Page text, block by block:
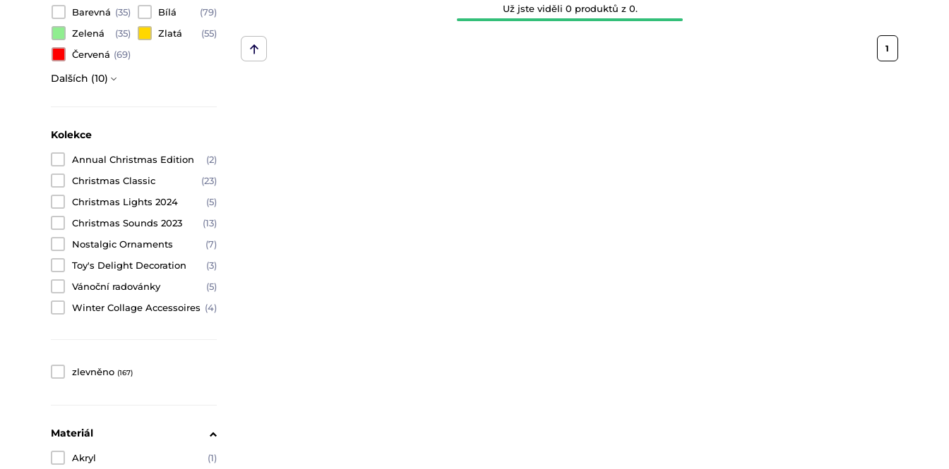
Barevná (35) Bílá
(79)
Zelená
(35) Zlatá
(55)
Červená (69)
Dalších (10)
Kolekce
Annual Christmas Edition
(2)
Christmas Classic
(23)
Christmas Lights 2024
(5)
Christmas Sounds 2023
(13)
Nostalgic Ornaments
(7)
Toy's Delight Decoration
(3)
Vánoční radovánky
(5)
Winter Collage Accessoires (4)
zlevněno (167)
Materiál
Akryl
(1)
Už jste viděli 0 produktů z 0.
1